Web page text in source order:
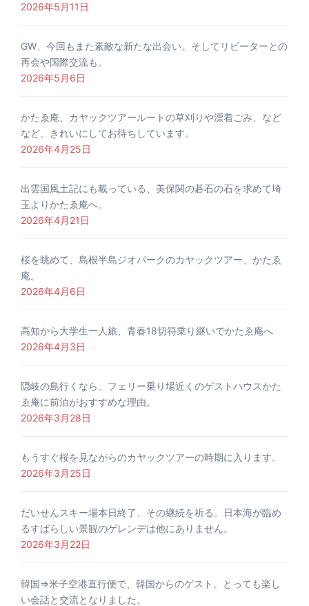
2026年5月11日
GW、今回もまた素敵な新たな出会い。そしてリピーターとの
再会や国際交流も。
2026年5月6日
かたゑ庵、カヤックツアールートの草刈りや漂着ごみ、など
など、きれいにしてお待ちしています。
2026年4月25日
出雲国風土記にも載っている、美保関の碁石の石を求めて埼
玉よりかたゑ庵へ。
2026年4月21日
桜を眺めて、島根半島ジオパークのカヤックツアー、かたゑ
庵。
2026年4月6日
高知から大学生一人旅、青春18切符乗り継いでかたゑ庵へ
2026年4月3日
隠岐の島行くなら、フェリー乗り場近くのゲストハウスかた
ゑ庵に前泊がおすすめな理由。
2026年3月28日
もうすぐ桜を見ながらのカヤックツアーの時期に入ります。
2026年3月25日
だいせんスキー場本日終了、その継続を祈る。日本海が臨め
るすばらしい景観のゲレンデは他にありません。
2026年3月22日
韓国⇒米子空港直行便で、韓国からのゲスト。とっても楽し
い会話と交流となりました。